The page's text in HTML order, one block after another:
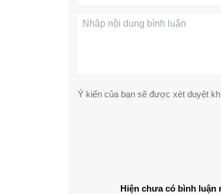
Ý kiến của bạn sẽ được xét duyệt
Hiện chưa có bình luận